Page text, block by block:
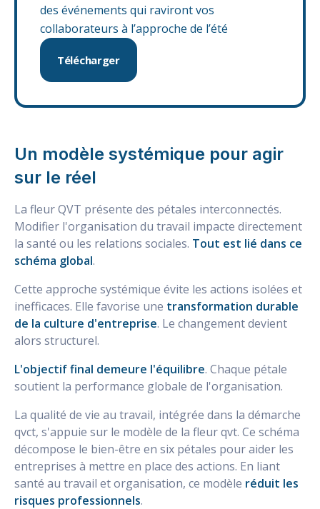
des événements qui raviront vos
collaborateurs à l’approche de l’été
Télécharger
Un modèle systémique pour agir
sur le réel
La fleur QVT présente des pétales interconnectés.
Modifier l'organisation du travail impacte directement
la santé ou les relations sociales. Tout est lié dans ce
schéma global.
Cette approche systémique évite les actions isolées et
inefficaces. Elle favorise une transformation durable
de la culture d'entreprise. Le changement devient
alors structurel.
L'objectif final demeure l'équilibre. Chaque pétale
soutient la performance globale de l'organisation.
La qualité de vie au travail, intégrée dans la démarche
qvct, s'appuie sur le modèle de la fleur qvt. Ce schéma
décompose le bien-être en six pétales pour aider les
entreprises à mettre en place des actions. En liant
santé au travail et organisation, ce modèle réduit les
risques professionnels.